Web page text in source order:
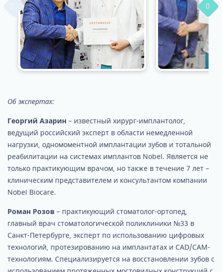
Об экспертах:
Георгий Азарин – известный хирург-имплантолог,
ведущий российский эксперт в области немедленной
нагрузки, одномоментной имплантации зубов и тотальной
реабилитации на системах имплантов Nobel. Является не
только практикующим врачом, но также в течение 7 лет –
клиническим представителем и консультантом компании
Nobel Biocare.
Роман Розов – практикующий стоматолог-ортопед,
главный врач стоматологической поликлиники №33 в
Санкт-Петербурге, эксперт по использованию цифровых
технологий, протезированию на имплантатах и CAD/CAM-
технологиям. Специализируется на восстановлении зубов с